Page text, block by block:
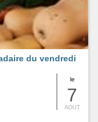
le
7
AOUT
du vendredi